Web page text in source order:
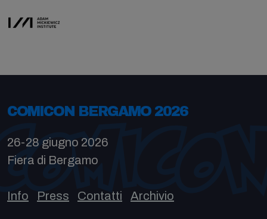
COMICON BERGAMO 2026
26-28 giugno 2026
Fiera di Bergamo
Info Press Contatti Archivio